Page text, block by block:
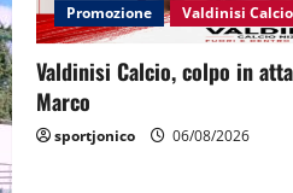
Promozione Valdinisi
Valdinisi Calcio, colpo in
Marco
sportjonico 06/08/2026